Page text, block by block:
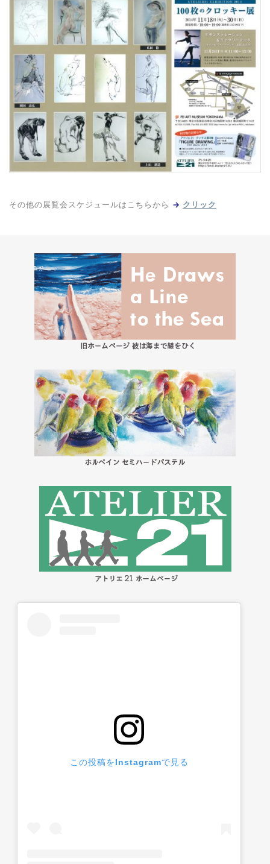
その他の展覧会スケジュールはこちらから → クリック
この投稿をInstagramで見る